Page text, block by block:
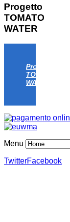
Progetto
TOMATO
WATER
Progetto
TOMATO
WATER
Menu
TwitterFacebook